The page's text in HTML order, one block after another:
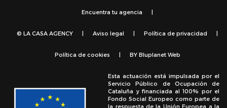
Encuentra tu agencia
© LA CASA AGENCY Aviso legal Política de privacidad
Política de cookies BY Bluplanet Web
Esta actuación está impulsada por el
Servicio Público de Ocupación de
Cataluña y financiada al 100% por el
Fondo Social Europeo como parte de
la respuesta de la Unión Europea a la